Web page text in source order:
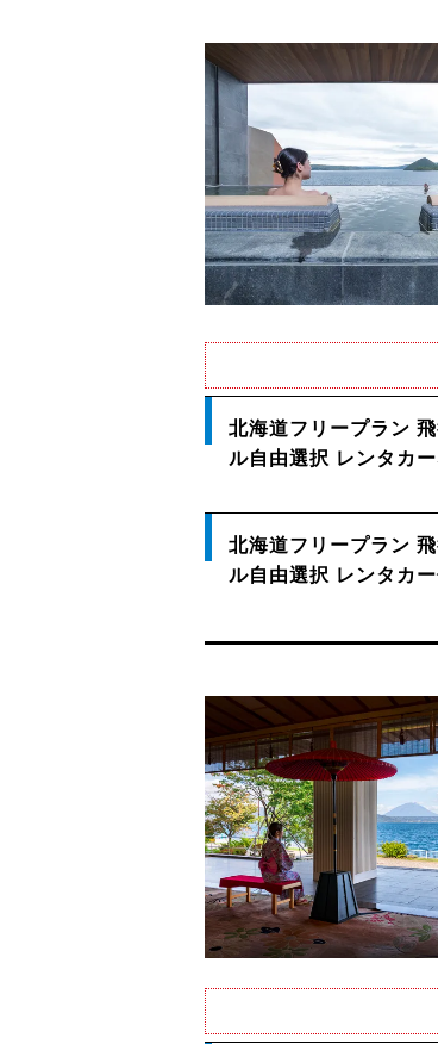
北海道フリープラン
ル自由選択 レンタカー
北海道フリープラン
ル自由選択 レンタカ